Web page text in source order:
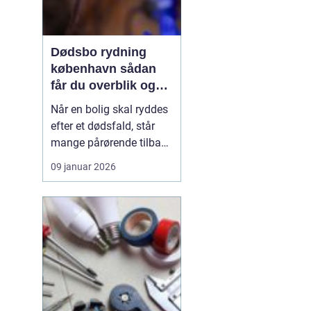
Dødsbo rydning
københavn sådan
får du overblik og
professionel hjælp
Når en bolig skal ryddes
efter et dødsfald, står
mange pårørende tilbage
med en stor praktisk
opgave oven i sorgen.
personlige ejendele og
måske et helt livs
samling af ting, som
skal gennemgås,
fordeles, sælges eller
bortskaf...
09 januar 2026